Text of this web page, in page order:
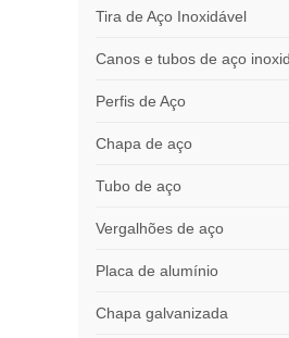
Tira de Aço Inoxidável
Canos e tubos de aço
Perfis de Aço
Chapa de aço
Tubo de aço
Vergalhões de aço
Placa de alumínio
Chapa galvanizada